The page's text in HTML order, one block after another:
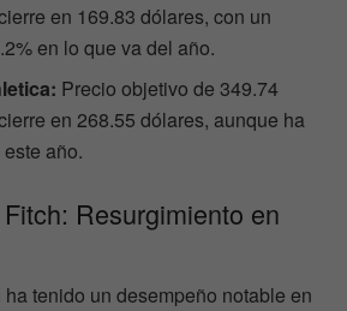
en 169.83 dólares, con un
en lo que va del año.
Precio objetivo de 349.74
en 268.55 dólares, aunque ha
año.
Resurgimiento en
tenido un desempeño notable en